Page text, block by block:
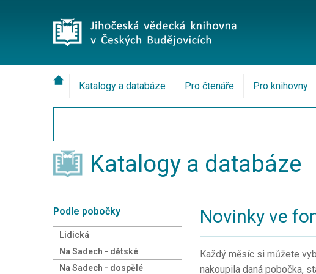
Katalogy a databáze Pro čtenáře Pro knihovny
Katalogy a databáze
Podle pobočky
Lidická
Na Sadech - dětské
Na Sadech - dospělé
Novinky ve
Každý měsíc si můžete
nakoupila daná pobočka,